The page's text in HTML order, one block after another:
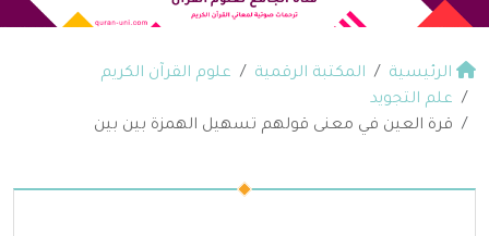
الرئيسية المكتبة الرقمية
علوم القرآن الكريم
علم التجويد
قرة العين في معنى قولهم تسهيل الهمزة بين بين